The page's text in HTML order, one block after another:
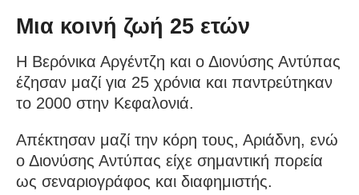
Μια κοινή ζωή 25 ετών
Η Βερόνικα Αργέντζη και ο Διονύσης Αντύπας
έζησαν μαζί για 25 χρόνια και παντρεύτηκαν
το 2000 στην Κεφαλονιά.
Απέκτησαν μαζί την κόρη τους, Αριάδνη, ενώ
ο Διονύσης Αντύπας είχε σημαντική πορεία
ως σεναριογράφος και διαφημιστής.